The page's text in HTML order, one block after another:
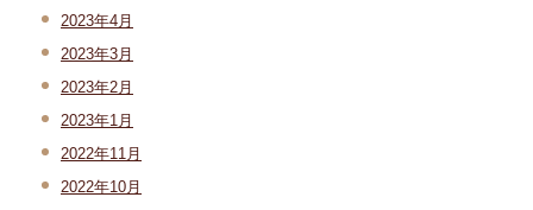
2023年4月
2023年3月
2023年2月
2023年1月
2022年11月
2022年10月